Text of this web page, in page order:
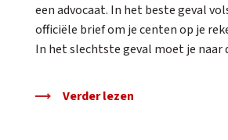
een advocaat. In het beste geval
officiële brief om je centen op je
In het slechtste geval moet je naar
Verder lezen